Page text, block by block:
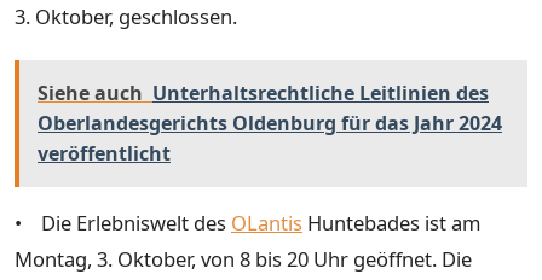
3. Oktober, geschlossen.
Siehe auch Unterhaltsrechtliche Leitlinien des
Oberlandesgerichts Oldenburg für das Jahr 2024
veröffentlicht
• Die Erlebniswelt des OLantis Huntebades ist am
Montag, 3. Oktober, von 8 bis 20 Uhr geöffnet. Die